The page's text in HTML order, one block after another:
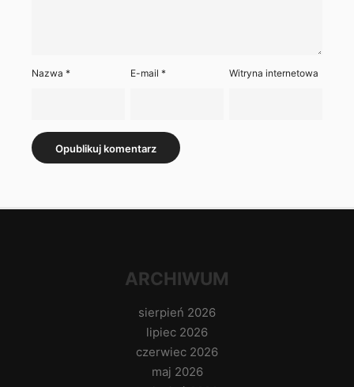
Nazwa * E-mail* Witryna internetowa
ARCHIWUM
sierpień 2026
lipiec 2026
czerwiec 2026
maj 2026